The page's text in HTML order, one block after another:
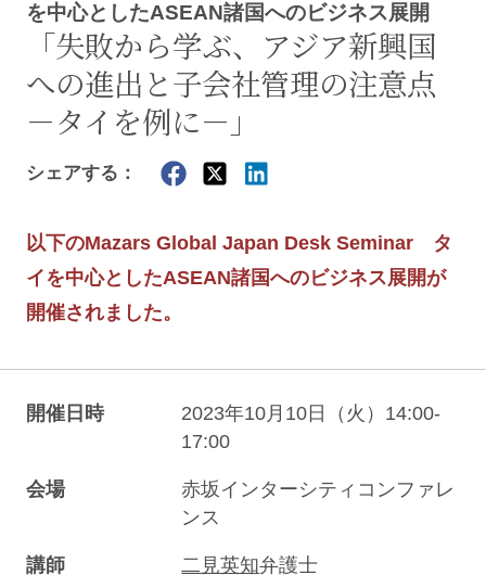
を中心としたASEAN諸国へのビジネス展開
「失敗から学ぶ、アジア新興国
への進出と子会社管理の注意点
－タイを例に－」
シェアする：
以下のMazars Global Japan Desk Seminar タ
イを中心としたASEAN諸国へのビジネス展開が
開催されました。
開催日時
2023年10月10日（火）14:00-
17:00
会場
赤坂インターシティコンファレ
ンス
講師 二見英知弁護士